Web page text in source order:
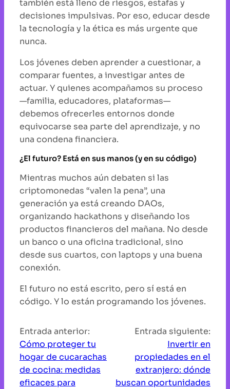
también está lleno de riesgos, estafas y
decisiones impulsivas. Por eso, educar desde
la tecnología y la ética es más urgente que
nunca.
Los jóvenes deben aprender a cuestionar, a
comparar fuentes, a investigar antes de
actuar. Y quienes acompañamos su proceso
—familia, educadores, plataformas—
debemos ofrecerles entornos donde
equivocarse sea parte del aprendizaje, y no
una condena financiera.
¿El futuro? Está en sus manos (y en su código)
Mientras muchos aún debaten si las
criptomonedas “valen la pena”, una
generación ya está creando DAOs,
organizando hackathons y diseñando los
productos financieros del mañana. No desde
un banco o una oficina tradicional, sino
desde sus cuartos, con laptops y una buena
conexión.
El futuro no está escrito, pero sí está en
código. Y lo están programando los jóvenes.
Entrada anterior:
Cómo proteger tu
hogar de cucarachas
de cocina: medidas
eficaces para
Entrada siguiente:
Invertir en
propiedades en el
extranjero: dónde
buscan oportunidades